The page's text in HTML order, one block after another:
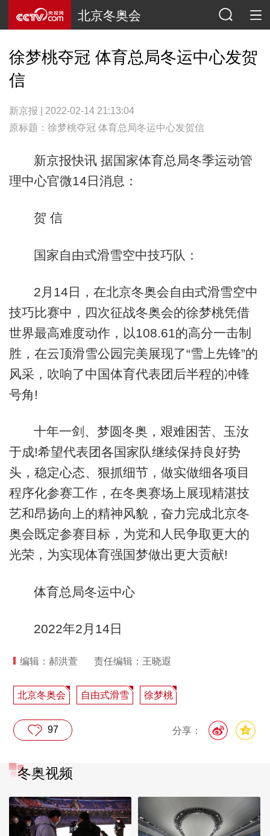
北京冬奥会
徐梦桃夺冠 体育总局冬运中心发贺
信
新京报 | 2022-02-14 21:13:04
原标题：徐梦桃夺冠 体育总局冬运中心发贺信
新京报快讯 据国家体育总局冬季运动管
理中心官微14日消息：
贺 信
国家自由式滑雪空中技巧队：
2月14日，在北京冬奥会自由式滑雪空中
技巧比赛中，四次征战冬奥会的徐梦桃凭借
世界最高难度动作，以108.61的高分一击制
胜，在云顶滑雪公园完美展现了“雪上先锋”的
风采，吹响了中国体育代表团后半程的冲锋
号角!
十年一剑、梦圆冬奥，艰难困苦、玉汝
于成!希望代表团各国家队继续保持良好势
头，稳定心态、狠抓细节，做实做细各项目
程序化参赛工作，在冬奥赛场上展现精湛技
艺和昂扬向上的精神风貌，奋力完成北京冬
奥会既定参赛目标，为党和人民争取更大的
光荣，为实现体育强国梦做出更大贡献!
体育总局冬运中心
2022年2月14日
编辑：郝洪萱 责任编辑：王晓遐
北京冬奥会 自由式滑雪 徐梦桃
分享：
97
冬奥视频